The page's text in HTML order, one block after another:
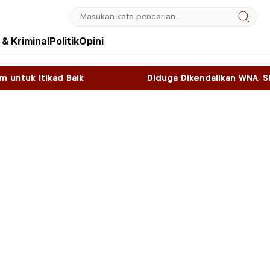
KriminalPolitikOpini
Diduga Dikendalikan WNA, Sky Game di Kawasan